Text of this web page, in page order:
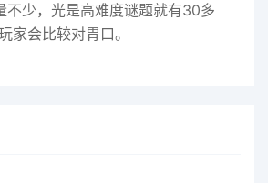
不少，光是高难度谜题就有30多
家会比较对胃口。